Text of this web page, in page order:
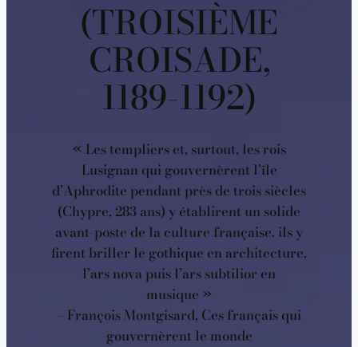
(TROISIÈME
CROISADE,
1189-1192)
« Les templiers et, surtout, les rois
Lusignan qui gouvernèrent l’île
d’Aphrodite pendant près de trois siècles
(Chypre, 283 ans) y établirent un solide
avant-poste de la culture française. ils y
firent briller le gothique en architecture,
l’ars nova puis l’ars subtilior en
musique »
– François Montgisard, Ces français qui
gouvernèrent le monde